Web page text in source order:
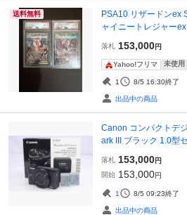
送料無料
PSA10 リザードンex
ャイニートレジャーex
落札 153,000円
Yahoo!フリマ 未使用
1 8/5 16:30終了
出品中の商品
Canon コンパクトデ
ark III ブラック 1.0型
落札 153,000円
開始 153,000円
1 8/5 09:23終了
出品中の商品